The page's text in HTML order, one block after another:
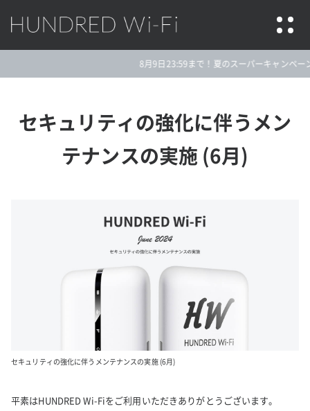
HUNDRED Wi-Fi
8月9日23:59まで！夏のスーパーキャンペー
セキュリティの強化に伴うメン
テナンスの実施 (6月)
セキュリティの強化に伴うメンテナンスの実施 (6月)
平素はHUNDRED Wi-Fiをご利用いただきありがとうございます。